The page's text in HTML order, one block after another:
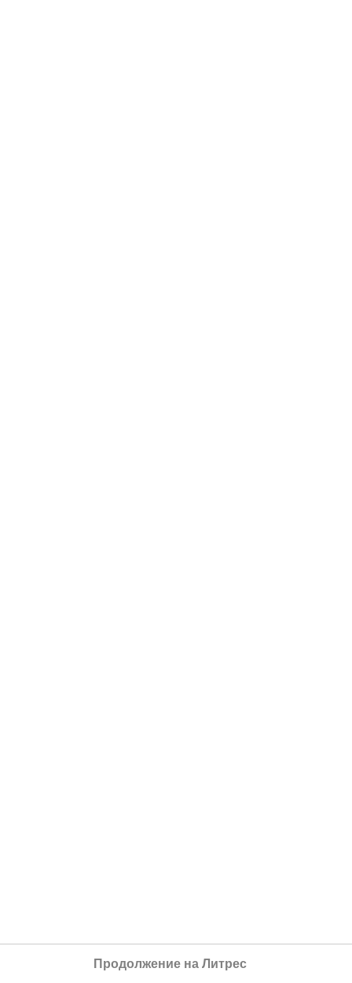
Продолжение на Литрес